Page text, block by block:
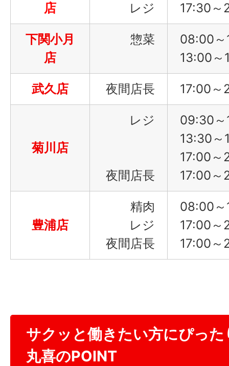
店
レジ
17:30～
下関小月
店
惣菜
08:00
13:00～
武久店 夜間店長 17:00～
菊川店
レジ
夜間店長
09:30
13:30～
17:00～
17:00～
豊浦店
精肉
レジ
夜間店長
08:00
17:00～
17:00～
サクッと働きたい方にぴった
丸喜のPOINT